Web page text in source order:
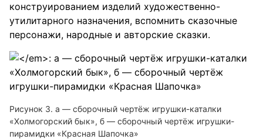
конструированием изделий художественно-
утилитарного назначения, вспомнить сказочные
персонажи, народные и авторские сказки.
Рисунок 3. а — сборочный чертёж игрушки-каталки
«Холмогорский бык», б — сборочный чертёж игрушки-
пирамидки «Красная Шапочка»